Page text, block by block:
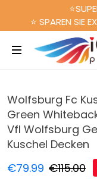
⭐ SPAREN SIE
Wolfsburg Fc
Green
Vfl Wolfsburg
Kuschel Decken
€79.99 €115.00